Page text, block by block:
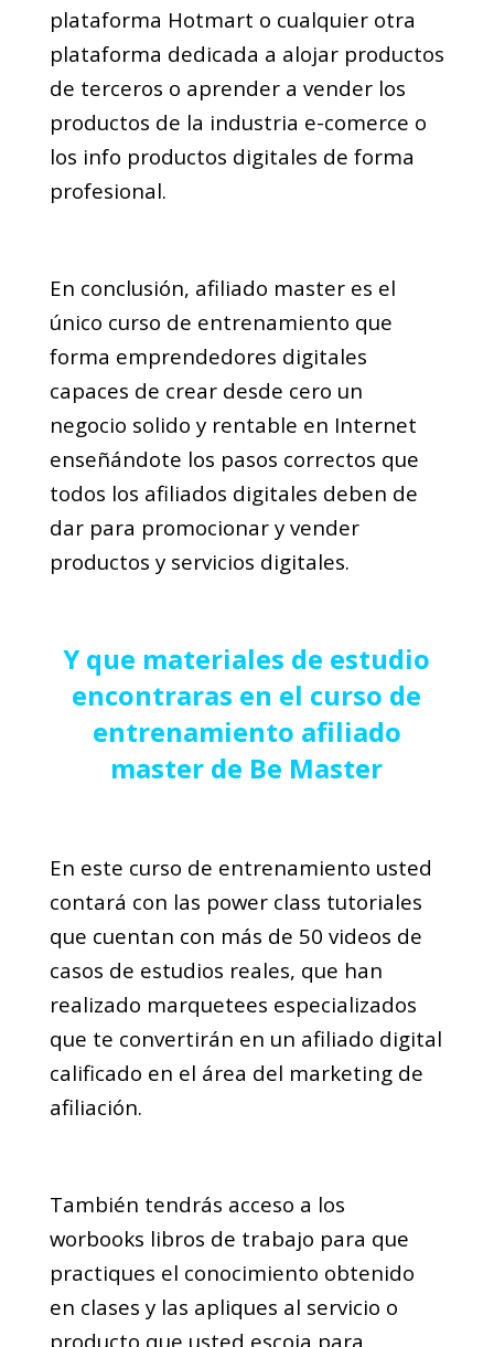
plataforma Hotmart o cualquier otra
plataforma dedicada a alojar productos
de terceros o aprender a vender los
productos de la industria e-comerce o
los info productos digitales de forma
profesional.
En conclusión, afiliado master es el
único curso de entrenamiento que
forma emprendedores digitales
capaces de crear desde cero un
negocio solido y rentable en Internet
enseñándote los pasos correctos que
todos los afiliados digitales deben de
dar para promocionar y vender
productos y servicios digitales.
Y que materiales de estudio
encontraras en el curso de
entrenamiento afiliado
master de Be Master
En este curso de entrenamiento usted
contará con las power class tutoriales
que cuentan con más de 50 videos de
casos de estudios reales, que han
realizado marquetees especializados
que te convertirán en un afiliado digital
calificado en el área del marketing de
afiliación.
También tendrás acceso a los
worbooks libros de trabajo para que
practiques el conocimiento obtenido
en clases y las apliques al servicio o
producto que usted escoja para